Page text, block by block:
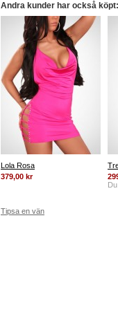
Andra kunder har också köpt:
Lola Rosa
379,00 kr
Tipsa en vän